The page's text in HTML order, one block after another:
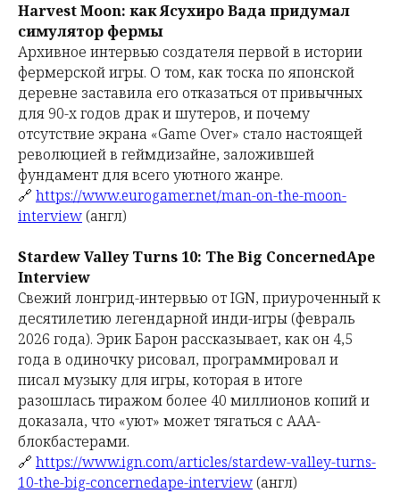
Harvest Moon: как Ясухиро Вада придумал
симулятор фермы
Архивное интервью создателя первой в истории
фермерской игры. О том, как тоска по японской
деревне заставила его отказаться от привычных
для 90-х годов драк и шутеров, и почему
отсутствие экрана «Game Over» стало настоящей
революцией в геймдизайне, заложившей
фундамент для всего уютного жанре.
🔗 https://www.eurogamer.net/man-on-the-moon-
interview (англ)
Stardew Valley Turns 10: The Big ConcernedApe
Interview
Свежий лонгрид-интервью от IGN, приуроченный к
десятилетию легендарной инди-игры (февраль
2026 года). Эрик Барон рассказывает, как он 4,5
года в одиночку рисовал, программировал и
писал музыку для игры, которая в итоге
разошлась тиражом более 40 миллионов копий и
доказала, что «уют» может тягаться с ААА-
блокбастерами.
🔗 https://www.ign.com/articles/stardew-valley-turns-
10-the-big-concernedape-interview (англ)